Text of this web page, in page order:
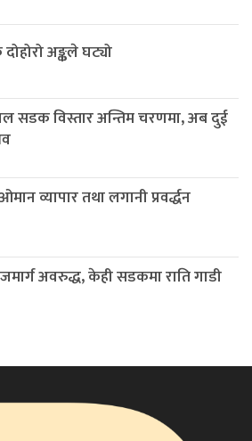
अङ्कले घट्यो
सडक विस्तार अन्तिम चरणमा, अब दुई
व्यापार तथा लगानी प्रवर्द्धन
अवरुद्ध, केही सडकमा राति गाडी